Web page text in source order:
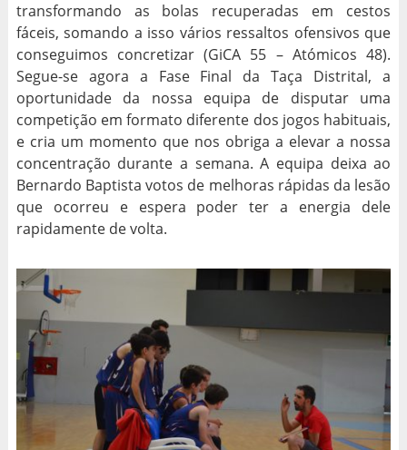
transformando as bolas recuperadas em cestos
fáceis, somando a isso vários ressaltos ofensivos que
conseguimos concretizar (GiCA 55 – Atómicos 48).
Segue-se agora a Fase Final da Taça Distrital, a
oportunidade da nossa equipa de disputar uma
competição em formato diferente dos jogos habituais,
e cria um momento que nos obriga a elevar a nossa
concentração durante a semana. A equipa deixa ao
Bernardo Baptista votos de melhoras rápidas da lesão
que ocorreu e espera poder ter a energia dele
rapidamente de volta.